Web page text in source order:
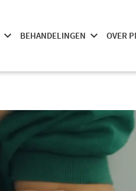
BEHANDELINGEN OVER